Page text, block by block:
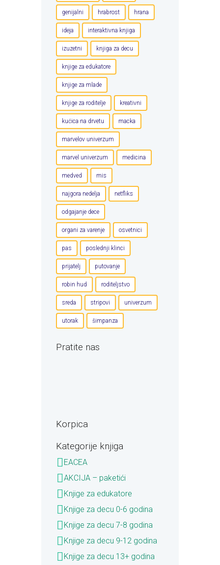
genijalni hrabrost hrana
ideja interaktivna knjiga
izuzetni knjiga za decu
knjige za edukatore
knjige za mlade
knjige za roditelje kreativni
kućica na drvetu macka
marvelov univerzum
marvel univerzum medicina
medved mis
najgora nedelja netfliks
odgajanje dece
organi za varenje osvetnici
pas poslednji klinci
prijatelj putovanje
robin hud roditeljstvo
sreda stripovi univerzum
utorak šimpanza
Pratite nas
Korpica
Kategorije knjiga
EACEA
AKCIJA – paketići
Knjige za edukatore
Knjige za decu 0-6 godina
Knjige za decu 7-8 godina
Knjige za decu 9-12 godina
Knjige za decu 13+ godina